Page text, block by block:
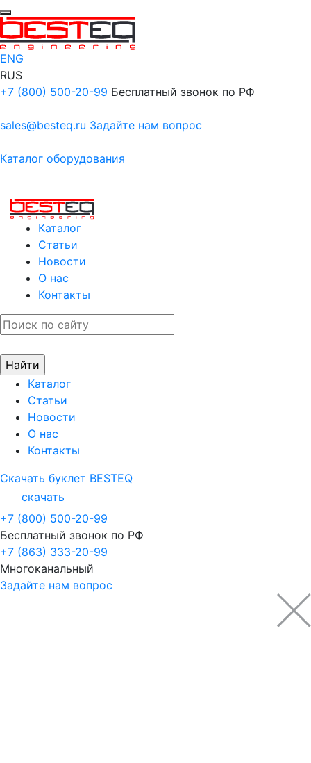
ENG
RUS
+7 (800) 500-20-99 Бесплатный звонок по РФ
sales@besteq.ru Задайте нам вопрос
Каталог оборудования
Каталог
Статьи
Новости
О нас
Контакты
Каталог
Статьи
Новости
О нас
Контакты
Скачать буклет BESTEQ
скачать
+7 (800) 500-20-99
Бесплатный звонок по РФ
+7 (863) 333-20-99
Многоканальный
Задайте нам вопрос